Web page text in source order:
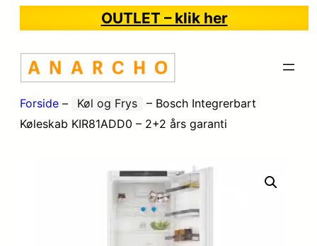
OUTLET – klik her
Forside – Køl og Frys – Bosch Integrerbart
Køleskab KIR81ADD0 – 2+2 års garanti